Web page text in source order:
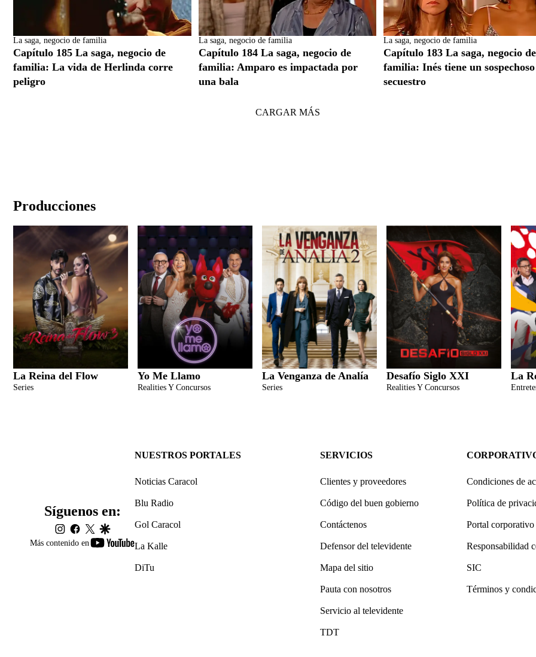
La saga, negocio de familia
Capítulo 185 La saga, negocio de
familia: La vida de Herlinda corre
peligro
La saga, negocio de familia
Capítulo 184 La saga, negocio de
familia: Amparo es impactada por
una bala
La saga, negocio de familia
Capítulo 183 La saga, negocio de
familia: Inés tiene un
secuestro
CARGAR MÁS
Producciones
La Reina del Flow
Series
Yo Me Llamo
Realities Y Concursos
La Venganza de Analía
Series
Desafío Siglo XXI
Realities Y Concursos
La
Más contenido en
youtube-
Síguenos en:
instagram
facebook
twittergoogle
NUESTROS PORTALES
Noticias Caracol
Blu Radio
Gol Caracol
La Kalle
DiTu
SERVICIOS
Clientes y proveedores
Código del buen gobierno
Contáctenos
Defensor del televidente
Mapa del sitio
Pauta con nosotros
Servicio al televidente
TDT
Condiciones de
Política de
Portal corporativo
Responsabilidad
SIC
Términos y